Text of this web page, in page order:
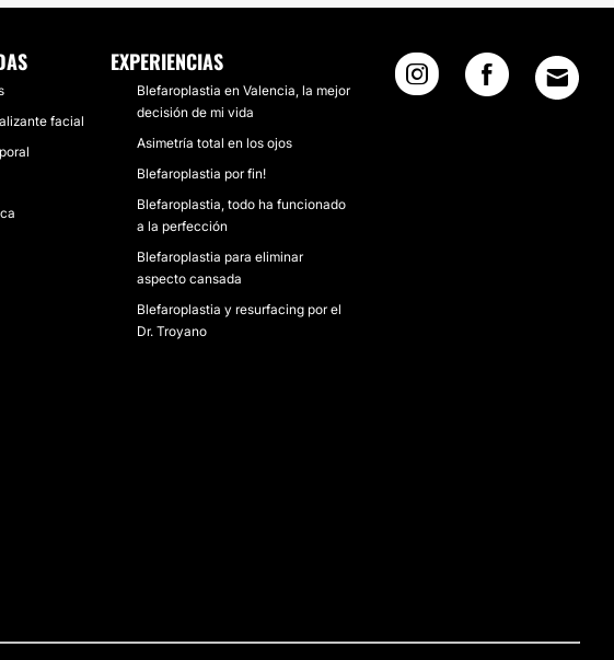
facial
EXPERIENCIAS
Blefaroplastia en Valencia, la mejor
decisión de mi vida
Asimetría total en los ojos
Blefaroplastia por fin!
Blefaroplastia, todo ha funcionado
a la perfección
Blefaroplastia para eliminar
aspecto cansada
Blefaroplastia y resurfacing por el
Dr. Troyano